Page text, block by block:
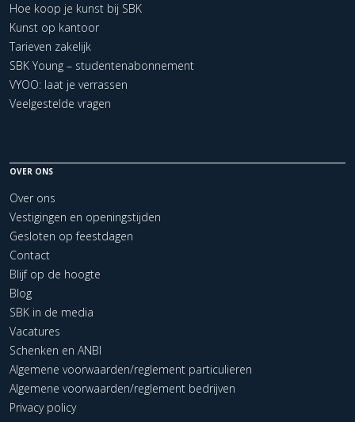
Kerncollectie
1 items. Pagina: 1
Hoe koop je kunst bij SBK
Kunst op kantoor
Tarieven zakelijk
SBK Young – studentenabonnement
VYOO: laat je verrassen
Veelgestelde vragen
OVER ONS
Over ons
Vestigingen en openingstijden
Gesloten op feestdagen
Contact
Blijf op de hoogte
Blog
SBK in de media
Vacatures
Schenken en ANBI
Algemene voorwaarden/reglement particulieren
Algemene voorwaarden/reglement bedrijven
Privacy policy